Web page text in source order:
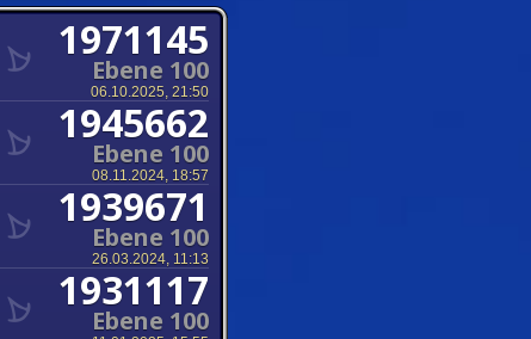
1971145
Ebene 100
06.10.2025, 21:50
1945662
Ebene 100
08.11.2024, 18:57
1939671
Ebene 100
26.03.2024, 11:13
1931117
Ebene 100